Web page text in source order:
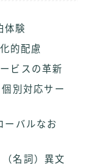
体験
的配慮
ビスの革新
別対応サー
バルなお
名詞）異文